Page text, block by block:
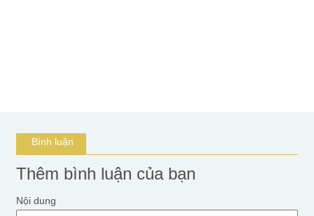
Bình luận
Thêm bình luận của bạn
Nội dung